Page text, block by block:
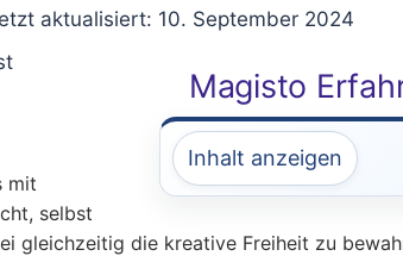
aktualisiert: 10. September 2024
Inhalt anzeigen
Magisto
mit
selbst
gleichzeitig die kreative Freiheit zu